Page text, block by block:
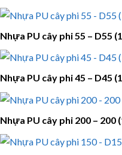
Nhựa PU cây phi 55 – D55
Nhựa PU cây phi 45 – D45
Nhựa PU cây phi 200 – 200